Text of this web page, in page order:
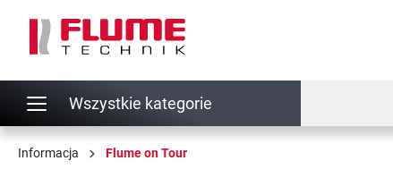
Przejdź do głównej nawigacji
Wszystkie kategorie
Informacja Flume on Tour